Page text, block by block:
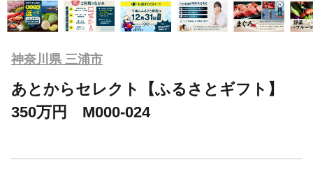
神奈川県 三浦市
あとからセレクト【ふるさとギフト】
350万円 M000-024